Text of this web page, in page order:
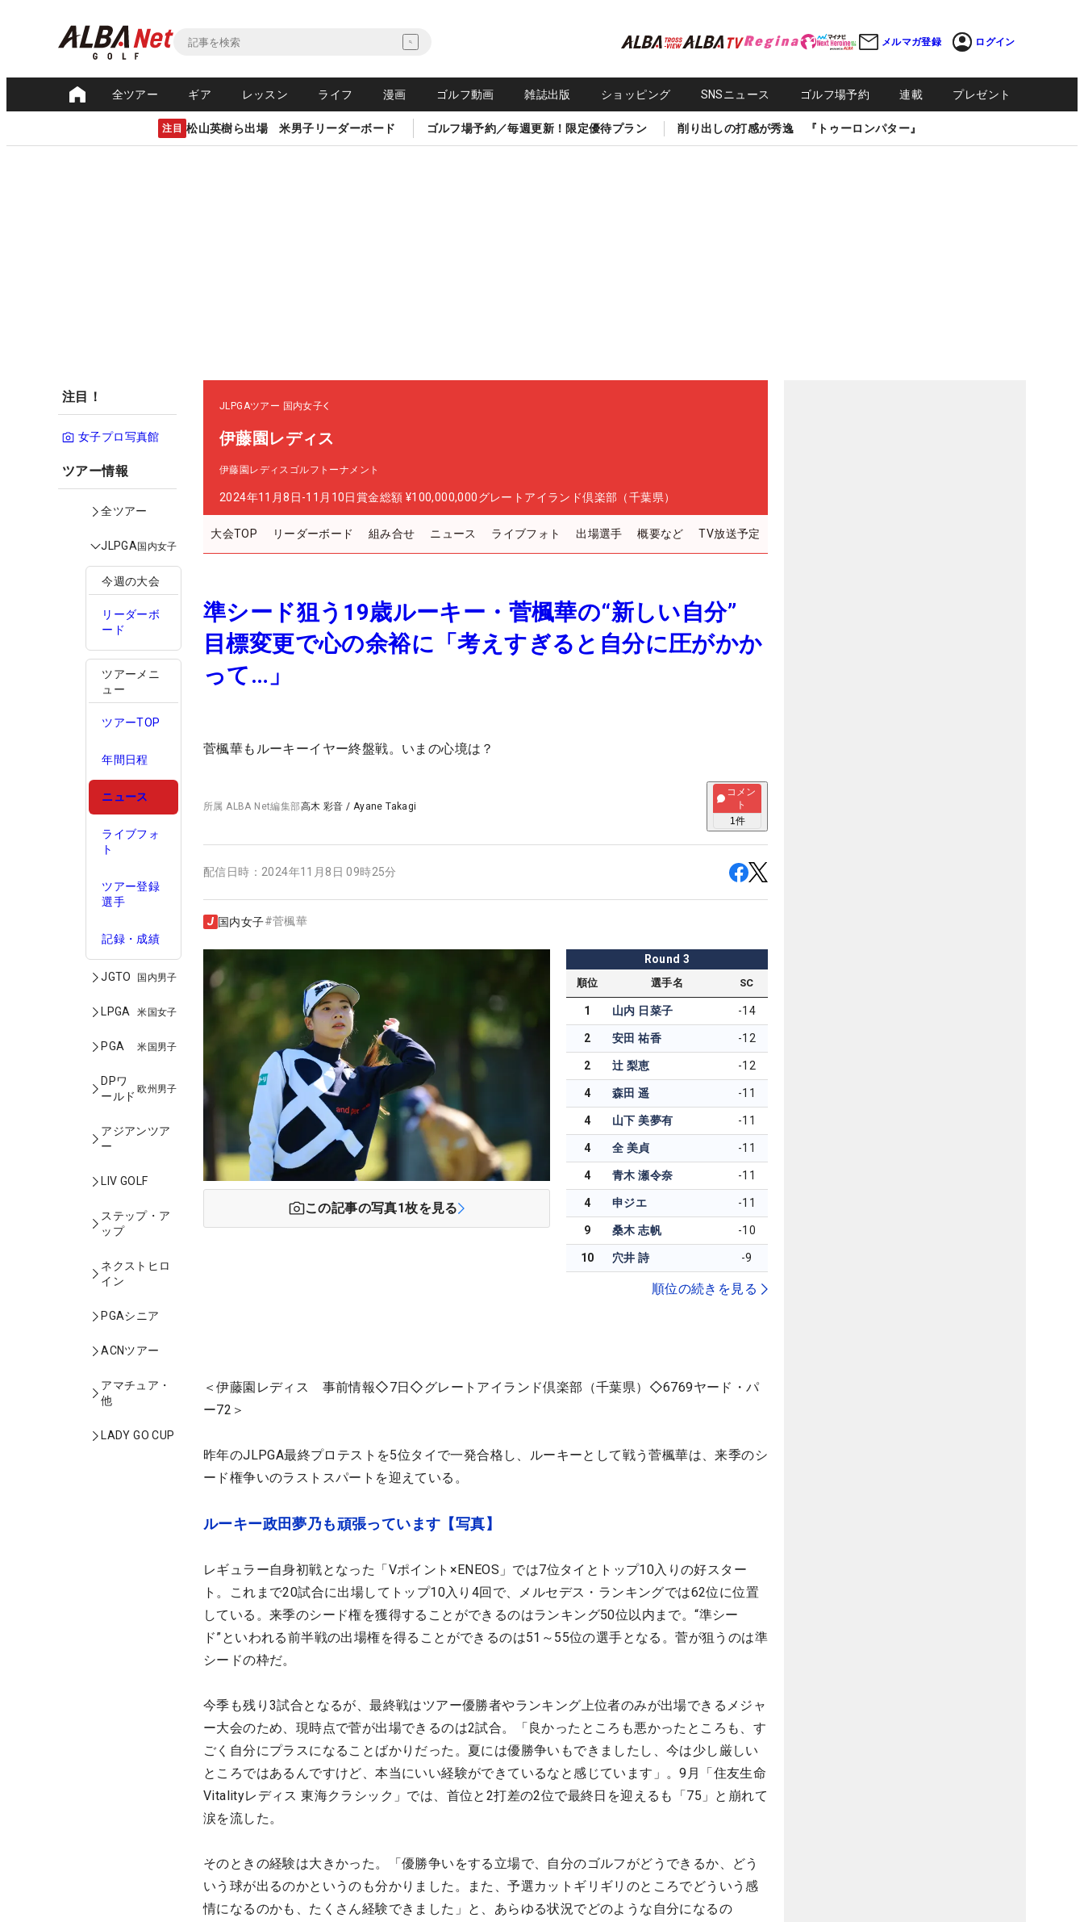
メルマガ登録 ログイン
全ツアー ギア レッスン ライフ 漫画 ゴルフ動画 雑誌出版 ショッピング SNSニュース ゴルフ場予約 連載 プレゼント
注目 松山英樹ら出場 米男子リーダーボード ゴルフ場予約／毎週更新！限定優待プラン 削り出しの打感が秀逸 『トゥーロンパター』
注目！
女子プロ写真館
ツアー情報
全ツアー
JLPGA国内女子
今週の大会
リーダーボ
ード
ツアーメニ
ュー
ツアーTOP
年間日程
ニュース
ライブフォ
ト
ツアー登録
選手
記録・成績
JGTO 国内男子
LPGA 米国女子
PGA 米国男子
DPワ
ールド
欧州男子
アジアンツア
ー
LIV GOLF
ステップ・ア
ップ
ネクストヒロ
イン
PGAシニア
ACNツアー
アマチュア・
他
LADY GO CUP
JLPGAツアー 国内女子
伊藤園レディス
伊藤園レディスゴルフトーナメント
2024年11月8日-11月10日賞金総額 ¥100,000,000グレートアイランド倶楽部（千葉県）
大会TOP リーダーボード 組み合せ ニュース ライブフォト 出場選手 概要など TV放送予定
準シード狙う19歳ルーキー・菅楓華の“新しい自分”
目標変更で心の余裕に「考えすぎると自分に圧がかか
って…」
菅楓華もルーキーイヤー終盤戦。いまの心境は？
所属ALBA Net編集部高木 彩音 / Ayane Takagi
コメン
ト
1件
配信日時： 2024年11月8日 09時25分
国内女子#菅楓華
この記事の写真1枚を見る
Round 3
順位 選手名 SC
1 山内 日菜子 -14
2 安田 祐香 -12
2 辻 梨恵 -12
4 森田 遥 -11
4 山下 美夢有 -11
4 全 美貞 -11
4 青木 瀬令奈 -11
4 申ジエ -11
9 桑木 志帆 -10
10 穴井 詩 -9
順位の続きを見る
＜伊藤園レディス 事前情報◇7日◇グレートアイランド倶楽部（千葉県）◇6769ヤード・パ
ー72＞
昨年のJLPGA最終プロテストを5位タイで一発合格し、ルーキーとして戦う菅楓華は、来季のシ
ード権争いのラストスパートを迎えている。
ルーキー政田夢乃も頑張っています【写真】
レギュラー自身初戦となった「Vポイント×ENEOS」では7位タイとトップ10入りの好スター
ト。これまで20試合に出場してトップ10入り4回で、メルセデス・ランキングでは62位に位置
している。来季のシード権を獲得することができるのはランキング50位以内まで。“準シー
ド”といわれる前半戦の出場権を得ることができるのは51～55位の選手となる。菅が狙うのは準
シードの枠だ。
今季も残り3試合となるが、最終戦はツアー優勝者やランキング上位者のみが出場できるメジャ
ー大会のため、現時点で菅が出場できるのは2試合。「良かったところも悪かったところも、す
ごく自分にプラスになることばかりだった。夏には優勝争いもできましたし、今は少し厳しい
ところではあるんですけど、本当にいい経験ができているなと感じています」。9月「住友生命
Vitalityレディス 東海クラシック」では、首位と2打差の2位で最終日を迎えるも「75」と崩れて
涙を流した。
そのときの経験は大きかった。「優勝争いをする立場で、自分のゴルフがどうできるか、どう
いう球が出るのかというのも分かりました。また、予選カットギリギリのところでどういう感
情になるのかも、たくさん経験できました」と、あらゆる状況でどのような自分になるの